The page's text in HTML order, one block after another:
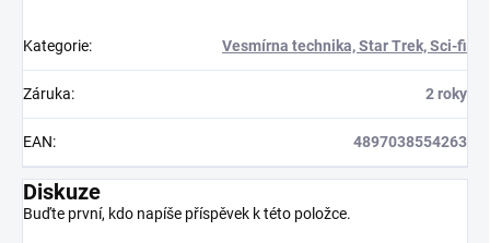
Kategorie: Vesmírna technika, Star Trek, Sci-fi
Záruka: 2 roky
EAN: 4897038554263
Diskuze
Buďte první, kdo napíše příspěvek k této položce.